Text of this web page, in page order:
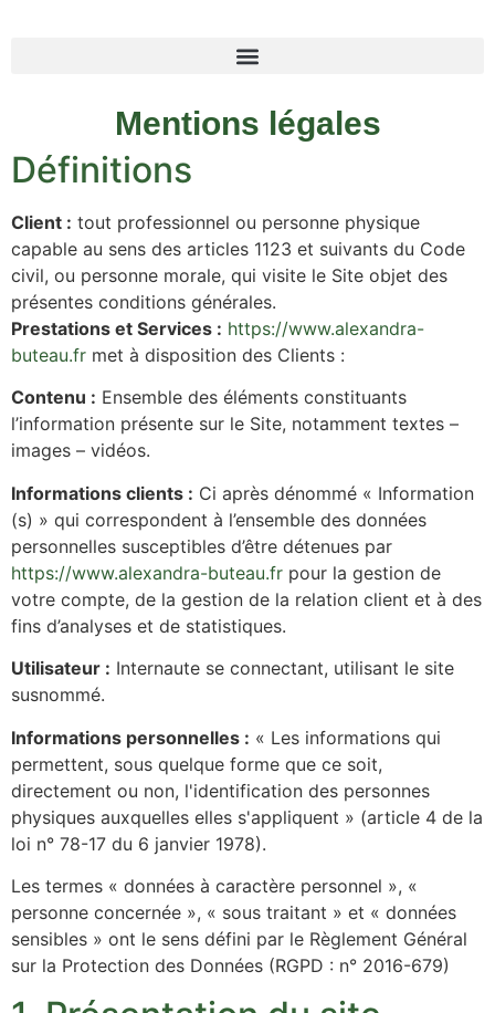
Mentions légales
Définitions
Client : tout professionnel ou personne physique
capable au sens des articles 1123 et suivants du Code
civil, ou personne morale, qui visite le Site objet des
présentes conditions générales.
Prestations et Services : https://www.alexandra-
buteau.fr met à disposition des Clients :
Contenu : Ensemble des éléments constituants
l’information présente sur le Site, notamment textes –
images – vidéos.
Informations clients : Ci après dénommé « Information
(s) » qui correspondent à l’ensemble des données
personnelles susceptibles d’être détenues par
https://www.alexandra-buteau.fr pour la gestion de
votre compte, de la gestion de la relation client et à des
fins d’analyses et de statistiques.
Utilisateur : Internaute se connectant, utilisant le site
susnommé.
Informations personnelles : « Les informations qui
permettent, sous quelque forme que ce soit,
directement ou non, l'identification des personnes
physiques auxquelles elles s'appliquent » (article 4 de la
loi n° 78-17 du 6 janvier 1978).
Les termes « données à caractère personnel », «
personne concernée », « sous traitant » et « données
sensibles » ont le sens défini par le Règlement Général
sur la Protection des Données (RGPD : n° 2016-679)